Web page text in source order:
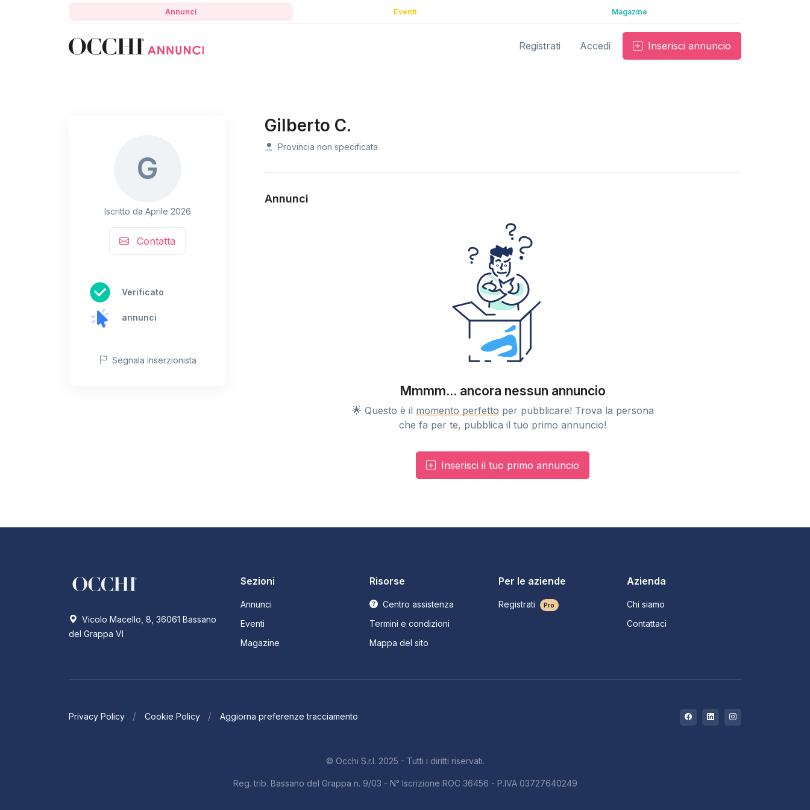
Annunci Eventi Magazine
Registrati Accedi Inserisci annuncio
G
Iscritto da Aprile 2026
Contatta
Verificato
annunci
Segnala inserzionista
Gilberto C.
Provincia non specificata
Annunci
Mmmm... ancora nessun annuncio
🌟 Questo è il momento perfetto per pubblicare! Trova la persona
che fa per te, pubblica il tuo primo annuncio!
Inserisci il tuo primo annuncio
Vicolo Macello, 8, 36061 Bassano
del Grappa VI
Sezioni
Annunci
Eventi
Magazine
Risorse
Centro assistenza
Termini e condizioni
Mappa del sito
Per le aziende
Registrati Pro
Azienda
Chi siamo
Contattaci
Privacy Policy Cookie Policy Aggiorna preferenze tracciamento
© Occhi S.r.l. 2025 - Tutti i diritti riservati.
Reg. trib. Bassano del Grappa n. 9/03 - N° Iscrizione ROC 36456 - P.IVA 03727640249